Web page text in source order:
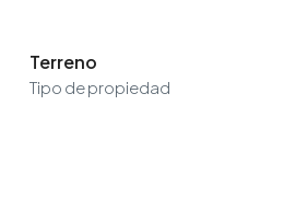
Terreno
Tipo de propiedad